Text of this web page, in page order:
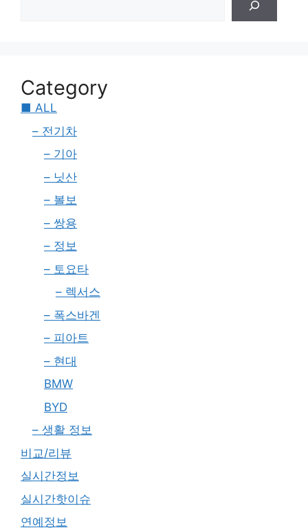
Category
■ ALL
– 전기차
– 기아
– 닛산
– 볼보
– 쌍용
– 정보
– 토요타
– 렉서스
– 폭스바겐
– 피아트
– 현대
BMW
BYD
– 생활 정보
비교/리뷰
실시간정보
실시간핫이슈
연예정보